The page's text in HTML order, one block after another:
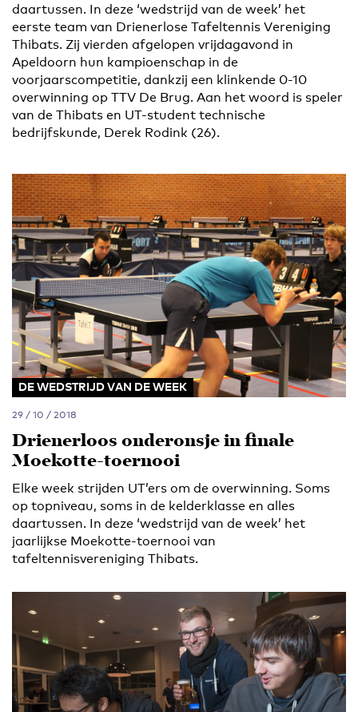
daartussen. In deze ‘wedstrijd van de week’ het
eerste team van Drienerlose Tafeltennis Vereniging
Thibats. Zij vierden afgelopen vrijdagavond in
Apeldoorn hun kampioenschap in de
voorjaarscompetitie, dankzij een klinkende 0-10
overwinning op TTV De Brug. Aan het woord is speler
van de Thibats en UT-student technische
bedrijfskunde, Derek Rodink (26).
DE WEDSTRIJD VAN DE WEEK
29 / 10 / 2018
Drienerloos onderonsje in finale
Moekotte-toernooi
Elke week strijden UT’ers om de overwinning. Soms
op topniveau, soms in de kelderklasse en alles
daartussen. In deze ‘wedstrijd van de week’ het
jaarlijkse Moekotte-toernooi van
tafeltennisvereniging Thibats.